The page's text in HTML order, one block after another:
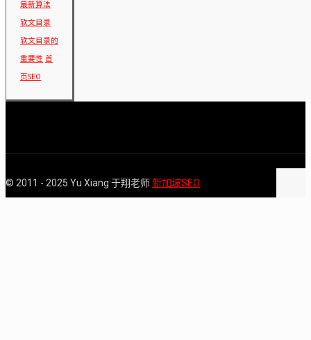
最新算法
软文目录
软文目录的
重要性 首
页SEO
© 2011 - 2025 Yu Xiang 于翔老师新加坡SEO